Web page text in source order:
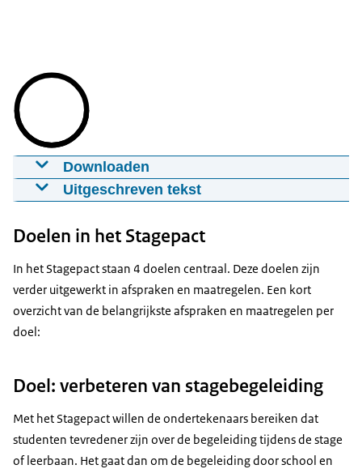
(NRTO);
VNO-NCW
MKB-Nederland;
Land- en Tuinbouw Organisatie Nederland (LTO);
Vereniging Nederlands Gemeenten (VNG);
Samenwerkingsorganisatie Beroepsonderwijs
CNV Onderwijs;
Federatie Nederlandse Vakbeweging (FNV);
FNV Young & United;
Algemene Onderwijsbond (AOb);
Werkgelegenheid (SZW);
(OCW).
Downloaden
Stagepact animatie MinOCW
Download
Ondertiteling
srt
Uitgeschreven tekst
mbo-stage voor iedereen.
Dat is waar we voor gaan.
Met het Stagepact zorgen bedrijven
en scholen samen...
en een stage zonder stagediscriminatie.
Zo werken we samen aan de best
mogelijke leerervaring in de praktijk.
Doelen in het Stagepact
In het Stagepact staan 4 doelen centraal. Deze doelen zijn
verder uitgewerkt in afspraken en maatregelen. Een kort
overzicht van de belangrijkste afspraken en maatregelen per
doel:
Doel: verbeteren van stagebegeleiding
Met het Stagepact willen de ondertekenaars bereiken dat
studenten tevredener zijn over de begeleiding tijdens de stage
of leerbaan. Het gaat dan om de begeleiding door school en